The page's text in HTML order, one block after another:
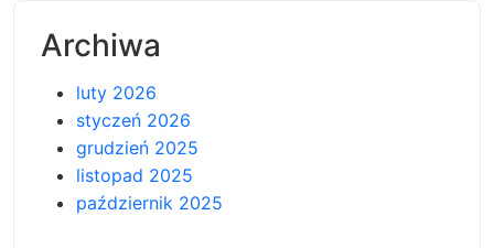
Archiwa
luty 2026
styczeń 2026
grudzień 2025
listopad 2025
październik 2025